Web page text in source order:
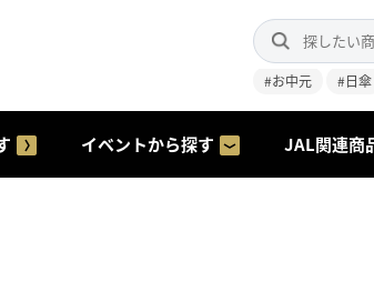
#お中元 #日傘
イベントから探す JAL関連商